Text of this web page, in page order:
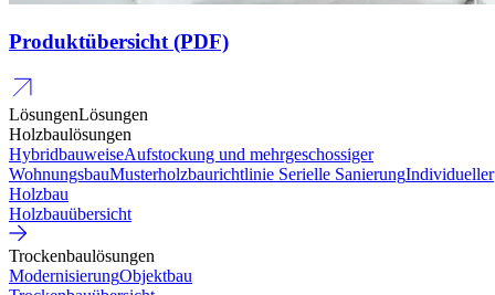
Produktübersicht (PDF)
LösungenLösungen
Holzbaulösungen
HybridbauweiseAufstockung und mehrgeschossiger
WohnungsbauMusterholzbaurichtlinie Serielle SanierungIndividueller
Holzbau
Holzbauübersicht
Trockenbaulösungen
ModernisierungObjektbau